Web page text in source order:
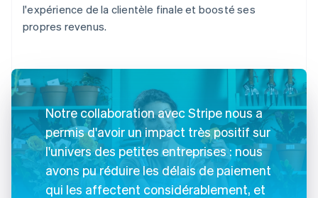
l'expérience de la clientèle finale et boosté ses
propres revenus.
Notre collaboration avec Stripe nous a
permis d'avoir un impact très positif sur
l'univers des petites entreprises : nous
avons pu réduire les délais de paiement
qui les affectent considérablement, et